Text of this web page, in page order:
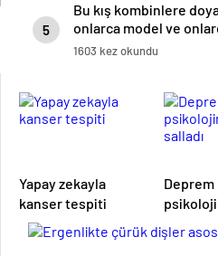
5
Bu kış kombinlere
onlarca model ve
1603 kez okundu
Yapay zekayla
kanser tespiti
Deprem
salladı